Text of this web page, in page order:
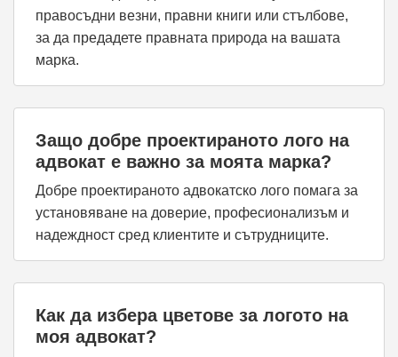
правосъдни везни, правни книги или стълбове,
за да предадете правната природа на вашата
марка.
Защо добре проектираното лого на
адвокат е важно за моята марка?
Добре проектираното адвокатско лого помага за
установяване на доверие, професионализъм и
надеждност сред клиентите и сътрудниците.
Как да избера цветове за логото на
моя адвокат?